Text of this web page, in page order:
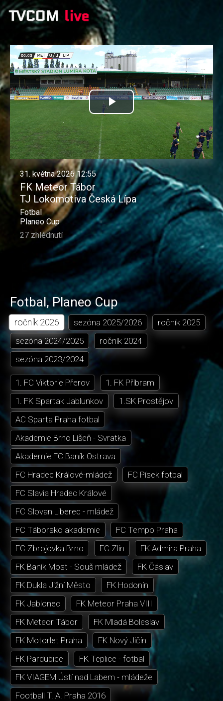
Přehrát
video
31. května 2026 12:55
FK Meteor Tábor
TJ Lokomotiva Česká Lípa
Fotbal
Planeo Cup
27 zhlédnutí
Fotbal,Planeo Cup
ročník 2026 sezóna 2025/2026 ročník 2025
sezóna 2024/2025 ročník 2024
sezóna 2023/2024
1. FC Viktorie Přerov
1. FK Příbram
1. FK Spartak Jablunkov
1.SK Prostějov
AC Sparta Praha fotbal
Akademie Brno Líšeň - Svratka
Akademie FC Baník Ostrava
FC Hradec Králové-mládež
FC Písek fotbal
FC Slavia Hradec Králové
FC Slovan Liberec - mládež
FC Táborsko akademie
FC Tempo Praha
FC Zbrojovka Brno
FC Zlín
FK Admira Praha
FK Baník Most - Souš mládež
FK Čáslav
FK Dukla Jižní Město
FK Hodonín
FK Jablonec
FK Meteor Praha VIII
FK Meteor Tábor
FK Mladá Boleslav
FK Motorlet Praha
FK Nový Jičín
FK Pardubice
FK Teplice - fotbal
FK VIAGEM Ústí nad Labem - mládeže
Football T. A. Praha 2016